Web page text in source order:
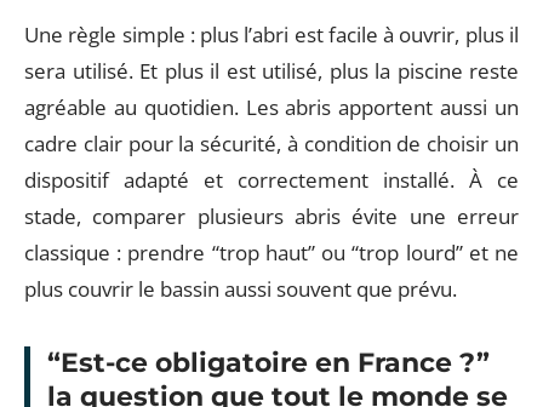
Une règle simple : plus l’abri est facile à ouvrir, plus il
sera utilisé. Et plus il est utilisé, plus la piscine reste
agréable au quotidien. Les abris apportent aussi un
cadre clair pour la sécurité, à condition de choisir un
dispositif adapté et correctement installé. À ce
stade, comparer plusieurs abris évite une erreur
classique : prendre “trop haut” ou “trop lourd” et ne
plus couvrir le bassin aussi souvent que prévu.
“Est-ce obligatoire en France ?”
la question que tout le monde se